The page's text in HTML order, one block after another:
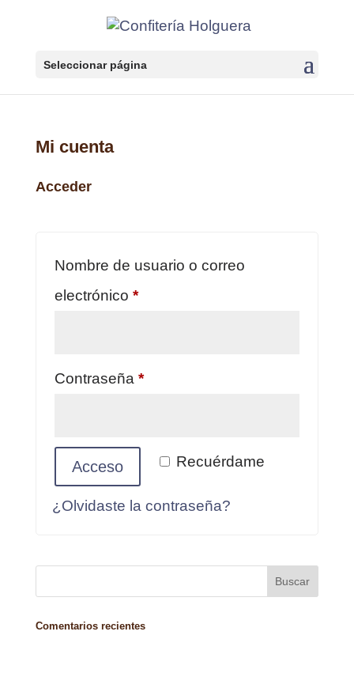
Seleccionar página
Mi cuenta
Acceder
Nombre de usuario o correo
electrónico *Obligatorio
Contraseña *Obligatorio
Recuérdame
Acceso
¿Olvidaste la contraseña?
Comentarios recientes